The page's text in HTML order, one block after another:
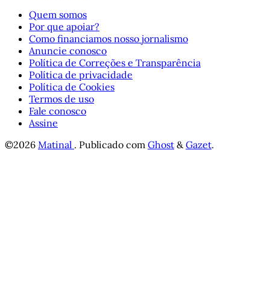
Quem somos
Por que apoiar?
Como financiamos nosso jornalismo
Anuncie conosco
Política de Correções e Transparência
Política de privacidade
Política de Cookies
Termos de uso
Fale conosco
Assine
©2026 Matinal . Publicado com Ghost &Gazet.